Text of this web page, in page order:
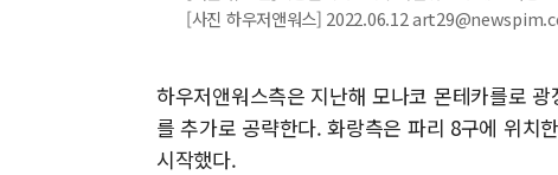
[사진 하우저앤워스] 2022.06.12
하우저앤워스측은 지난해 모나코 몬테카를로
를 추가로 공략한다. 화랑측은 파리 8구에 위치
시작했다.